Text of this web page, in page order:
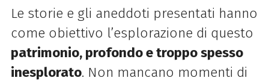
Le storie e gli aneddoti presentati hanno
come obiettivo l’esplorazione di questo
patrimonio, profondo e troppo spesso
inesplorato. Non mancano momenti di